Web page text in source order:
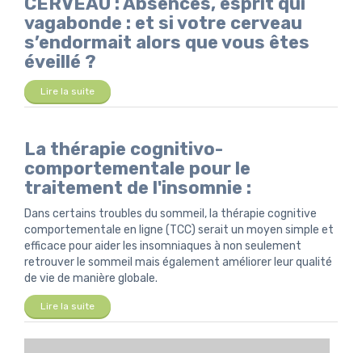
vagabonde : et si votre cerveau
s’endormait alors que vous êtes
éveillé ?
Lire la suite
La thérapie cognitivo-
comportementale pour le
traitement de l'insomnie :
Dans certains troubles du sommeil, la thérapie cognitive
comportementale en ligne (TCC) serait un moyen simple et
efficace pour aider les insomniaques à non seulement
retrouver le sommeil mais également améliorer leur qualité
de vie de manière globale.
Lire la suite